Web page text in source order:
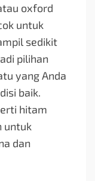
oxford
untuk
sedikit
pilihan
yang Anda
baik.
hitam
untuk
dan